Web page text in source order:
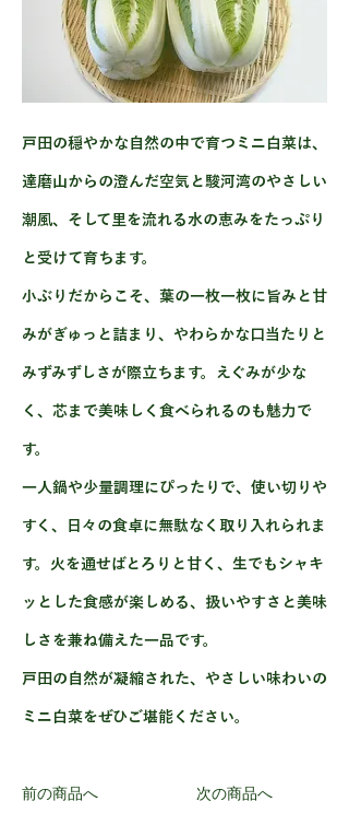
戸田の穏やかな自然の中で育つミニ白菜は、
達磨山からの澄んだ空気と駿河湾のやさしい
潮風、そして里を流れる水の恵みをたっぷり
と受けて育ちます。
小ぶりだからこそ、葉の一枚一枚に旨みと甘
みがぎゅっと詰まり、やわらかな口当たりと
みずみずしさが際立ちます。えぐみが少な
く、芯まで美味しく食べられるのも魅力で
す。
一人鍋や少量調理にぴったりで、使い切りや
すく、日々の食卓に無駄なく取り入れられま
す。火を通せばとろりと甘く、生でもシャキ
ッとした食感が楽しめる、扱いやすさと美味
しさを兼ね備えた一品です。
戸田の自然が凝縮された、やさしい味わいの
ミニ白菜をぜひご堪能ください。
前の商品へ 次の商品へ